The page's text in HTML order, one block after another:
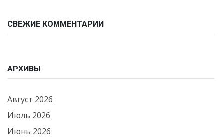
СВЕЖИЕ КОММЕНТАРИИ
АРХИВЫ
Август 2026
Июль 2026
Июнь 2026